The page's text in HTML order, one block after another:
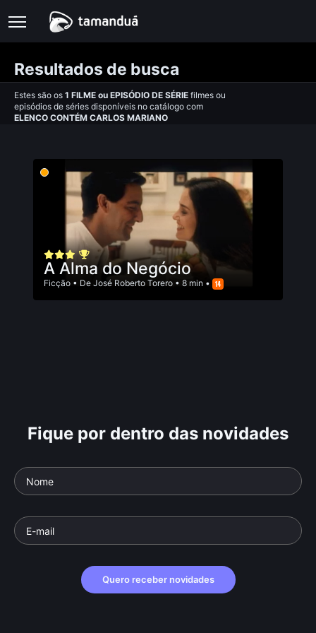
Resultados de busca
Estes são os 1 FILME ou EPISÓDIO DE SÉRIE filmes ou
episódios de séries disponíveis no catálogo com
ELENCO CONTÉM CARLOS MARIANO
A Alma do Negócio
Ficção • De José Roberto Torero • 8 min •
Fique por dentro das novidades
Quero receber novidades